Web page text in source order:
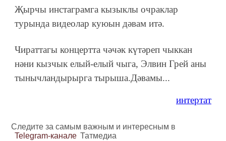
Җырчы инстаграмга кызыклы очраклар
турында видеолар куюын дәвам итә.
Чираттагы концертта чәчәк күтәреп чыккан
нәни кызчык елый-елый чыга, Элвин Грей аны
тынычландырырга тырыша.Дәвамы...
интертат
Следите за самым важным и интересным в
Telegram-канале Татмедиа